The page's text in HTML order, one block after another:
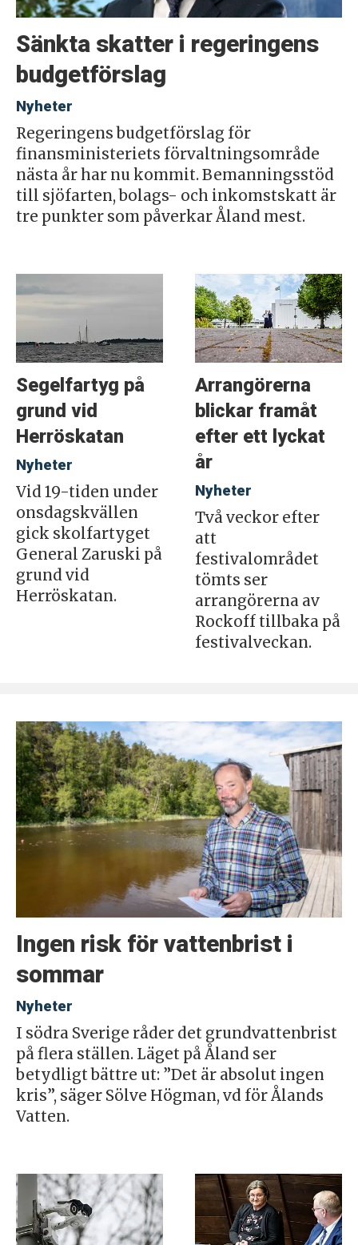
Sänkta skatter i regeringens
budgetförslag
Nyheter
Regeringens budgetförslag för
finansministeriets förvaltningsområde
nästa år har nu kommit. Bemanningsstöd
till sjöfarten, bolags- och inkomstskatt är
tre punkter som påverkar Åland mest.
Segelfartyg på
grund vid
Herröskatan
Nyheter
Vid 19-tiden under
onsdagskvällen
gick skolfartyget
General Zaruski på
grund vid
Herröskatan.
Arrangörerna
blickar framåt
efter ett lyckat
år
Nyheter
Två veckor efter
att
festivalområdet
tömts ser
arrangörerna av
Rockoff tillbaka på
festivalveckan.
Ingen risk för vattenbrist i
sommar
Nyheter
I södra Sverige råder det grundvattenbrist
på flera ställen. Läget på Åland ser
betydligt bättre ut: ”Det är absolut ingen
kris”, säger Sölve Högman, vd för Ålands
Vatten.